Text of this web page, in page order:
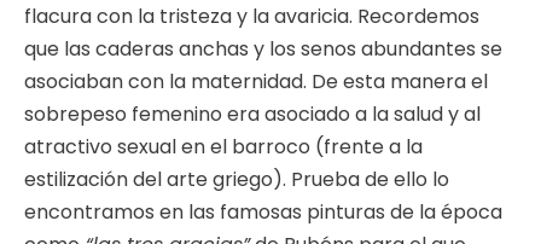
flacura con la tristeza y la avaricia. Recordemos
que las caderas anchas y los senos abundantes se
asociaban con la maternidad. De esta manera el
sobrepeso femenino era asociado a la salud y al
atractivo sexual en el barroco (frente a la
estilización del arte griego). Prueba de ello lo
encontramos en las famosas pinturas de la época